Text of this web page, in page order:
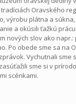
Oravského
výrobu plátna a
a okúsili ťažkú
nových slov ako
Po obede sme sa na
Vychutnali sme
sme si v
scénkami.